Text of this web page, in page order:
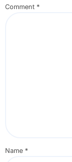
Comment *
Name *